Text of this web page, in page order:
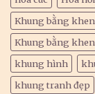
Khung bằng khen
Khung bằng khen
khung hình
khung tranh đẹp